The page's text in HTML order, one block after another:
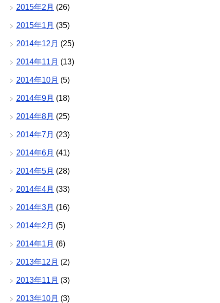
2015年2月 (26)
2015年1月 (35)
2014年12月 (25)
2014年11月 (13)
2014年10月 (5)
2014年9月 (18)
2014年8月 (25)
2014年7月 (23)
2014年6月 (41)
2014年5月 (28)
2014年4月 (33)
2014年3月 (16)
2014年2月 (5)
2014年1月 (6)
2013年12月 (2)
2013年11月 (3)
2013年10月 (3)